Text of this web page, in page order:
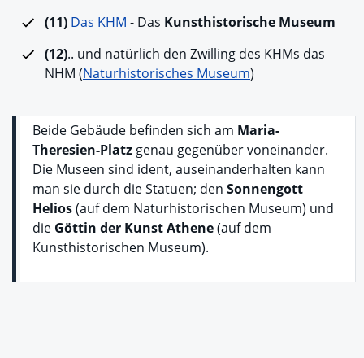
(11) Das KHM - Das Kunsthistorische Museum
(12).. und natürlich den Zwilling des KHMs das
NHM (Naturhistorisches Museum)
Beide Gebäude befinden sich am Maria-
Theresien-Platz genau gegenüber voneinander.
Die Museen sind ident, auseinanderhalten kann
man sie durch die Statuen; den Sonnengott
Helios(auf dem Naturhistorischen Museum) und
die Göttin der Kunst Athene(auf dem
Kunsthistorischen Museum).